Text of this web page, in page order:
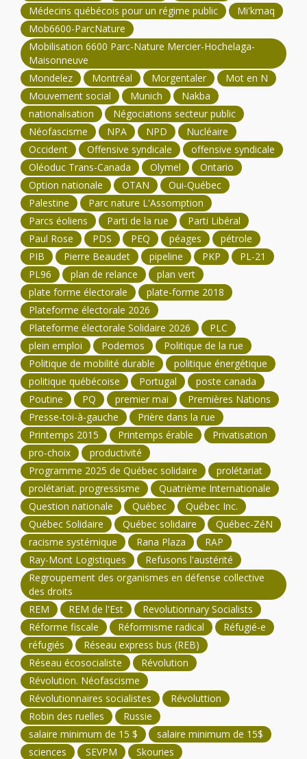
Médecins québécois pour un régime public
Mi'kmaq
Mob6600-ParcNature
Mobilisation 6600 Parc-Nature Mercier-Hochelaga-
Maisonneuve
Mondelez
Montréal Morgentaler
Mot en N
Mouvement social
Munich
Nakba
nationalisation
Négociations secteur public
Néofascisme
NPA NPD
Nucléaire
Occident
Offensive syndicale
offensive syndicale
Oléoduc Trans-Canada
Olymel
Ontario
Option nationale
OTAN
Oui-Québec
Palestine
Parc nature L'Assomption
Parcs éoliens
Parti de la rue
Parti Libéral
Paul Rose
PDS PEQ péages
pétrole
PIB
Pierre Beaudet pipeline PKP
PL-21
PL96
plan de relance
plan vert
plate forme électorale
plate-forme 2018
Plateforme électorale 2026
Plateforme électorale Solidaire 2026
PLC
plein emploi
Podemos
Politique de la rue
Politique de mobilité durable
politique énergétique
politique québécoise
Portugal
poste canada
Poutine
PQ premier mai
Premières Nations
Presse-toi-à-gauche
Prière dans la rue
Printemps 2015
Printemps érable
Privatisation
pro-choix
productivité
Programme 2025 de Québec solidaire
prolétariat
prolétariat. progressisme
Quatrième Internationale
Question nationale
Québec
Québec Inc.
Québec Solidaire
Québec solidaire
Québec-ZéN
racisme systémique
Rana Plaza
RAP
Ray-Mont Logistiques
Refusons l'austérité
Regroupement des organismes en défense collective
des droits
REM
REM de l'Est
Revolutionnary Socialists
Réforme fiscale
Réformisme radical
Réfugié-e
réfugiés
Réseau express bus (REB)
Réseau écosocialiste
Révolution
Révolution. Néofascisme
Révolutionnaires socialistes
Révoluttion
Robin des ruelles
Russie
salaire minimum de 15 $
salaire minimum de 15$
sciences
SEVPM
Skouries